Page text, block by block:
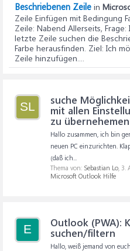
Beschriebenen Zeile in
Zeile Einfügen mit Bedingung
Zeile: Nabend Allerseits,
letzte Zeile suchen die
Farbe herausfinden. Ziel: Ich
Zeile hinzufügen....
SL
suche
mit allen
zu übernehemen
Hallo zusammen, ich bin
neuen PC einzurichten.
(daß ich...
Thema von: Sebastian Lo, 3.
Microsoft Outlook Hilfe
E
Outlook (PWA):
suchen/filtern
Hallo, weiß jemand von